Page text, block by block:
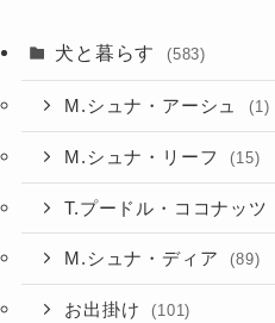
犬と暮らす (583)
M.シュナ・アーシュ (1)
M.シュナ・リーフ (15)
T.プードル・ココナッツ
M.シュナ・ディア (89)
お出掛け (101)